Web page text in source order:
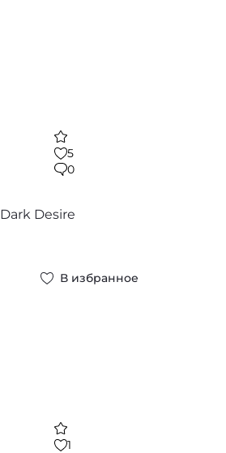
5
0
Dark Desire
В избранное
1